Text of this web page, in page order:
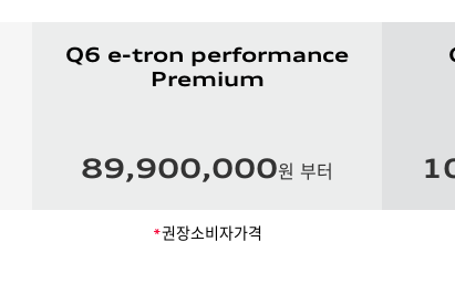
Q6 e-tron performance
Premium
89,900,000원 부터
*권장소비자가격